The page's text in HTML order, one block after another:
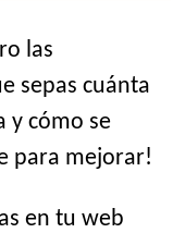
las
sepas cuánta
y cómo se
para mejorar!
en tu web